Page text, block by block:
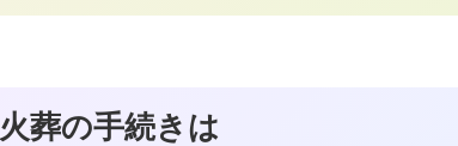
火葬の手続きは